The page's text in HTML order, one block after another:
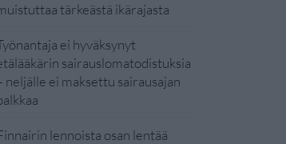
tärkeästä ikärajasta
ei hyväksynyt
sairauslomatodistuksia
neljälle ei maksettu sairausajan
lennoista osan lentää